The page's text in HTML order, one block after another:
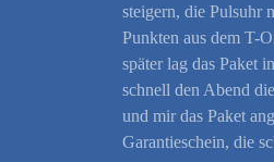
steigern, die Pulsuhr
Punkten aus dem T-
später lag das Paket
schnell den Abend
und mir das Paket
Garantieschein, die